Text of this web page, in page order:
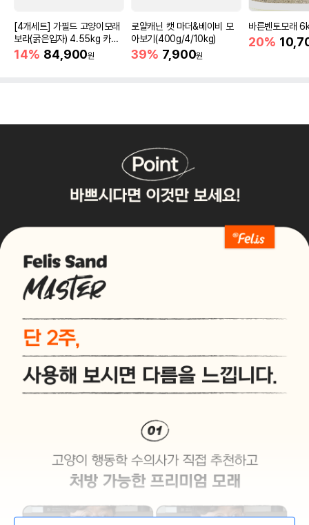
[4개세트] 가필드 고양이모래
보라(굵은입자) 4.55kg 카사
바모래
14% 84,900원
로얄캐닌 캣 마더&베이비 모
아보기(400g/4/10kg)
39% 7,900원
바른벤토모래
20%